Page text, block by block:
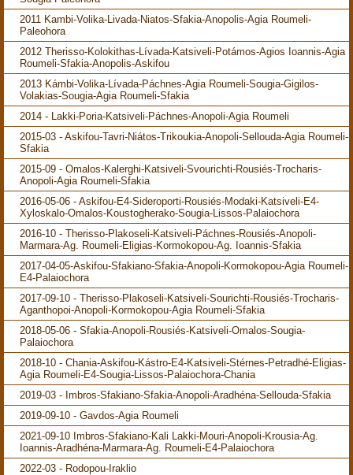
2011 Kambi-Volika-Livada-Niatos-Sfakia-Anopolis-Agia Roumeli-
Paleohora
2012 Therisso-Kolokithas-Lívada-Katsiveli-Potámos-Agios Ioannis-Agia
Roumeli-Sfakia-Anopolis-Askifou
2013 Kámbi-Volika-Lívada-Páchnes-Agia Roumeli-Sougia-Gigilos-
Volakias-Sougia-Agia Roumeli-Sfakia
2014 - Lakki-Poria-Katsiveli-Páchnes-Anopoli-Agia Roumeli
2015-03 - Askifou-Tavri-Niátos-Trikoukia-Anopoli-Sellouda-Agia Roumeli-
Sfakia
2015-09 - Omalos-Kalerghi-Katsiveli-Svourichti-Rousiés-Trocharis-
Anopoli-Agia Roumeli-Sfakia
2016-05-06 - Askifou-E4-Sideroporti-Rousiés-Modaki-Katsiveli-E4-
Xyloskalo-Omalos-Koustogherako-Sougia-Lissos-Palaiochora
2016-10 - Therisso-Plakoseli-Katsiveli-Páchnes-Rousiés-Anopoli-
Marmara-Ag. Roumeli-Eligias-Kormokopou-Ag. Ioannis-Sfakia
2017-04-05-Askifou-Sfakiano-Sfakia-Anopoli-Kormokopou-Agia Roumeli-
E4-Palaiochora
2017-09-10 - Therisso-Plakoseli-Katsiveli-Sourichti-Rousiés-Trocharis-
Aganthopoi-Anopoli-Kormokopou-Agia Roumeli-Sfakia
2018-05-06 - Sfakia-Anopoli-Rousiés-Katsiveli-Omalos-Sougia-
Palaiochora
2018-10 - Chania-Askifou-Kástro-E4-Katsiveli-Stérnes-Petradhé-Eligias-
Agia Roumeli-E4-Sougia-Lissos-Palaiochora-Chania
2019-03 - Imbros-Sfakiano-Sfakia-Anopoli-Aradhéna-Sellouda-Sfakia
2019-09-10 - Gavdos-Agia Roumeli
2021-09-10 Imbros-Sfakiano-Kali Lakki-Mouri-Anopoli-Krousia-Ag.
Ioannis-Aradhéna-Marmara-Ag. Roumeli-E4-Palaiochora
2022-03 - Rodopou-Iraklio